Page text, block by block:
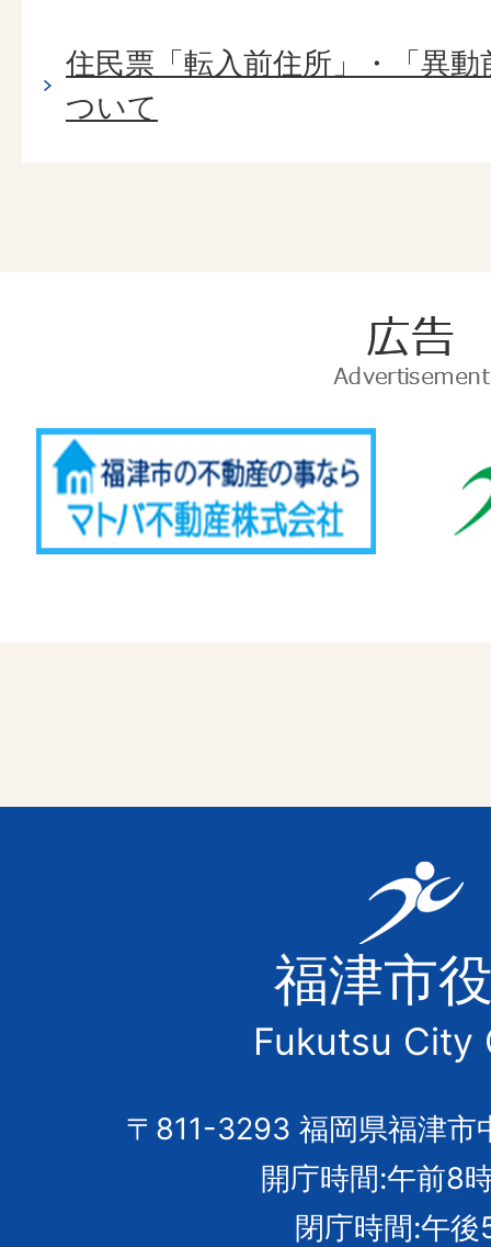
住民票「転入前住所」・「異
ついて
告
福
津
市
の
市
章
福津市
Fukutsu City
〒811-3293 福岡県福津市
開庁時間:午前8
閉庁時間:午後